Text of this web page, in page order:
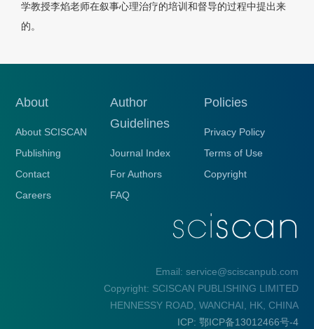
学教授李焰老师在叙事心理治疗的培训和督导的过程中提出来
的。
About
About SCISCAN
Publishing
Contact
Careers
Author
Guidelines
Journal Index
For Authors
FAQ
Policies
Privacy Policy
Terms of Use
Copyright
Email: service@sciscanpub.com
Copyright: SCISCAN PUBLISHING LIMITED
HENNESSY ROAD, WANCHAI, HK, CHINA
ICP: 鄂ICP备13012466号-4